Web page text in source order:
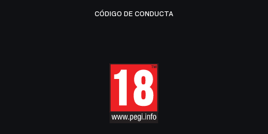
CÓDIGO DE CONDUCTA